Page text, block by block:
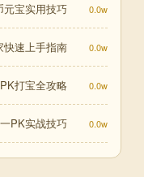
元宝实用技巧 0.0w
快速上手指南 0.0w
打宝全攻略 0.0w
PK实战技巧 0.0w